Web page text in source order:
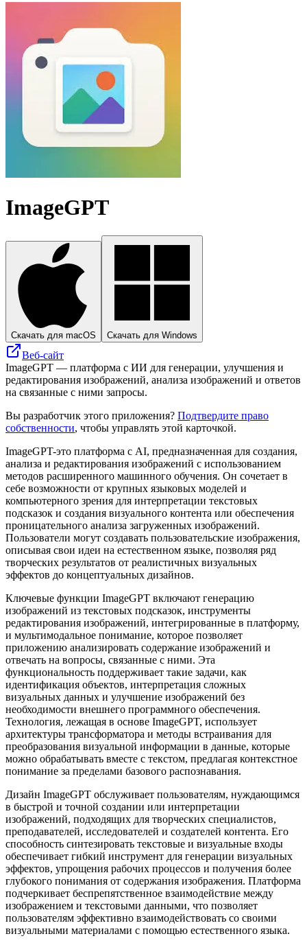
ImageGPT
Скачать для macOS Скачать для Windows
Веб-сайт
ImageGPT — платформа с ИИ для генерации, улучшения и
редактирования изображений, анализа изображений и ответов
на связанные с ними запросы.
Вы разработчик этого приложения? Подтвердите право
собственности, чтобы управлять этой карточкой.
ImageGPT-это платформа с AI, предназначенная для создания,
анализа и редактирования изображений с использованием
методов расширенного машинного обучения. Он сочетает в
себе возможности от крупных языковых моделей и
компьютерного зрения для интерпретации текстовых
подсказок и создания визуального контента или обеспечения
проницательного анализа загруженных изображений.
Пользователи могут создавать пользовательские изображения,
описывая свои идеи на естественном языке, позволяя ряд
творческих результатов от реалистичных визуальных
эффектов до концептуальных дизайнов.
Ключевые функции ImageGPT включают генерацию
изображений из текстовых подсказок, инструменты
редактирования изображений, интегрированные в платформу,
и мультимодальное понимание, которое позволяет
приложению анализировать содержание изображений и
отвечать на вопросы, связанные с ними. Эта
функциональность поддерживает такие задачи, как
идентификация объектов, интерпретация сложных
визуальных данных и улучшение изображений без
необходимости внешнего программного обеспечения.
Технология, лежащая в основе ImageGPT, использует
архитектуры трансформатора и методы встраивания для
преобразования визуальной информации в данные, которые
можно обрабатывать вместе с текстом, предлагая контекстное
понимание за пределами базового распознавания.
Дизайн ImageGPT обслуживает пользователям, нуждающимся
в быстрой и точной создании или интерпретации
изображений, подходящих для творческих специалистов,
преподавателей, исследователей и создателей контента. Его
способность синтезировать текстовые и визуальные входы
обеспечивает гибкий инструмент для генерации визуальных
эффектов, упрощения рабочих процессов и получения более
глубокого понимания от содержания изображения. Платформа
подчеркивает беспрепятственное взаимодействие между
изображением и текстовыми данными, что позволяет
пользователям эффективно взаимодействовать со своими
визуальными материалами с помощью естественного языка.